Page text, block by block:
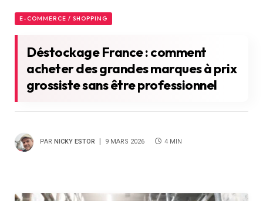
E-COMMERCE / SHOPPING
Déstockage France : comment
acheter des grandes marques à prix
grossiste sans être professionnel
PAR NICKY ESTOR 9 MARS 2026 4 MIN